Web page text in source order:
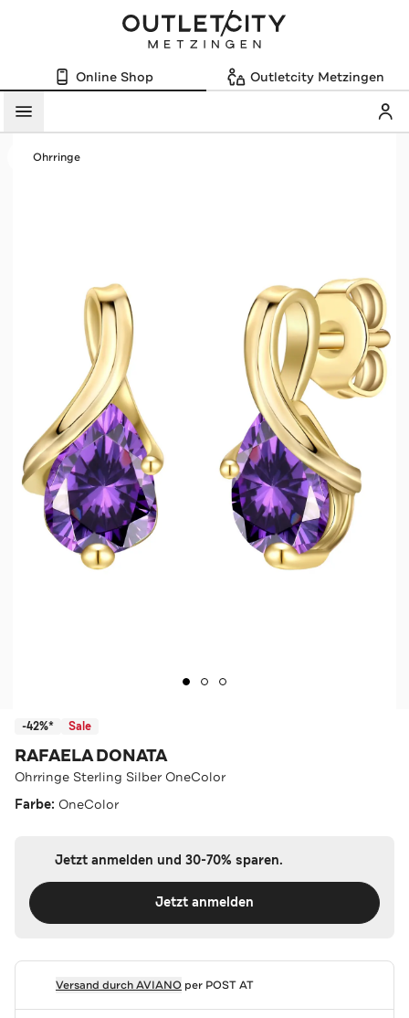
Online Shop Outletcity Metzingen
Menü
Ohrringe
-42%* Sale
RAFAELA DONATA
Ohrringe Sterling Silber OneColor
Farbe: OneColor
Jetzt anmelden und 30-70% sparen.
Jetzt anmelden
Versand durchAVIANOper POST AT